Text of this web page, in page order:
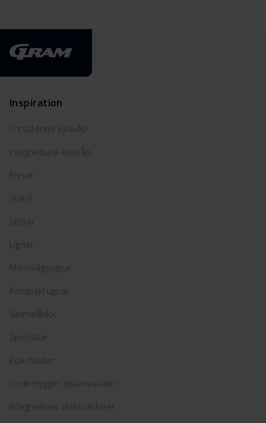
Inspiration
Fritstående kylskåp
Integrerbara kylskåp
Frysar
Vinkyl
Spisar
Ugnar
Mikrovågsugnar
Kompaktugnar
Värmelådor
Spishällar
Köksfläktar
Underbygger diskmaskiner
Integrerbara diskmaskiner